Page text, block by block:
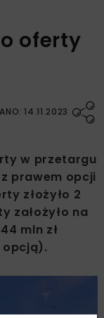
oferty
14.11.2023
w przetargu
prawem opcji
złożyło 2
założyło na
mln zł
opcją).